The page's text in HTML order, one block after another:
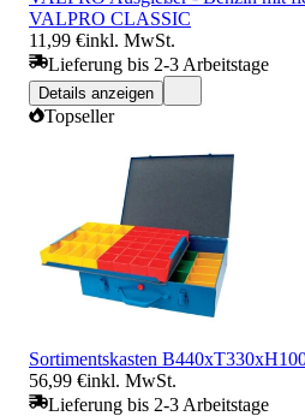
VALPRO CLASSIC
11,99 €inkl. MwSt.
Lieferung bis 2-3 Arbeitstage
Details anzeigen
Topseller
Sortimentskasten
56,99 €inkl. MwSt.
Lieferung bis 2-3 Arbeitstage